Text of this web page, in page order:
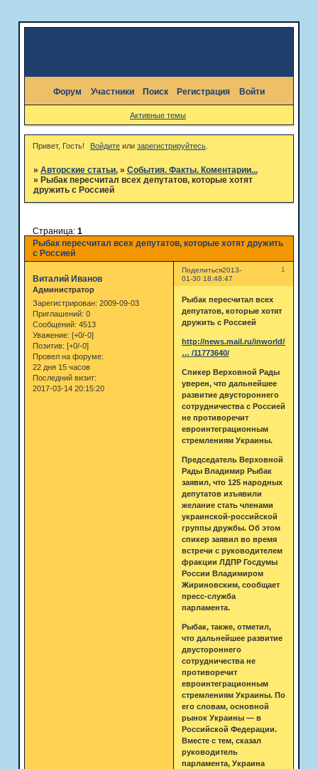
Форум Участники Поиск Регистрация Войти
Активные темы
Привет, Гость! Войдите илизарегистрируйтесь
» Авторские статьи. » События. Факты. Коментарии...
» Рыбак пересчитал всех депутатов, которые хотят
дружить с Россией
Рыбак пересчитал всех депутатов, которые хотят дружить
с Россией
Страница: 1
Поделиться 1
2013-
01-30 18:48:47
Виталий Иванов
Администратор
Зарегистрирован: 2009-09-03
Приглашений: 0
Сообщений: 4513
Уважение: [+0/-0]
Позитив: [+0/-0]
Провел на форуме:
22 дня 15 часов
Последний визит:
2017-03-14 20:15:20
Рыбак пересчитал всех
депутатов, которые хотят
дружить с Россией
http://news.mail.ru/inworld/ukraina/
… /11773640/
Спикер Верховной Рады
уверен, что дальнейшее
развитие двустороннего
сотрудничества с Россией
не противоречит
евроинтеграционным
стремлениям Украины.
Председатель Верховной
Рады Владимир Рыбак
заявил, что 125 народных
депутатов изъявили
желание стать членами
украинской-российской
группы дружбы. Об этом
спикер заявил во время
встречи с руководителем
фракции ЛДПР Госдумы
России Владимиром
Жириновским, сообщает
пресс-служба
парламента.
Рыбак, также, отметил,
что дальнейшее развитие
двустороннего
сотрудничества не
противоречит
евроинтеграционным
стремлениям Украины. По
его словам, основной
рынок Украины — в
Российской Федерации.
Вместе с тем, сказал
руководитель
парламента, Украина